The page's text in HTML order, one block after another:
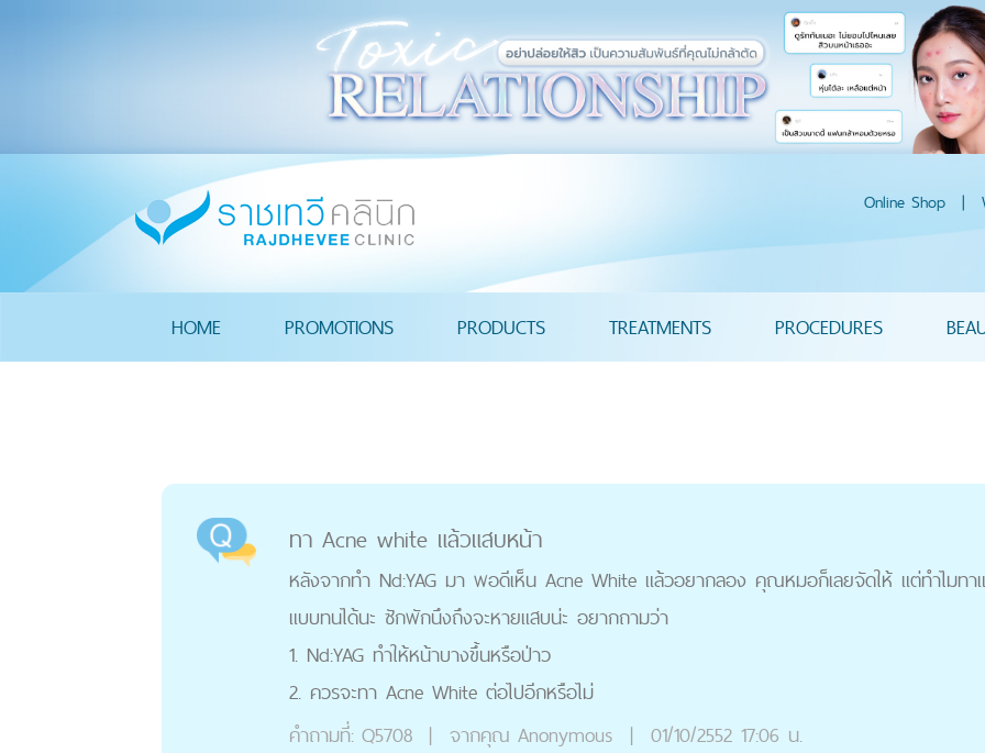
Online Shop |
HOME PROMOTIONS PRODUCTS TREATMENTS PROCEDURES
ทา Acne white แล้วแสบหน้า
หลังจากทำ Nd:YAG มา พอดีเห็น Acne White แล้วอยากลอง คุณหมอก็เลยจัดให้ แต่ทำไมทา
แบบทนได้นะ ซักพักนึงถึงจะหายแสบน่ะ อยากถามว่า
1. Nd:YAG ทำให้หน้าบางขึ้นหรือป่าว
2. ควรจะทา Acne White ต่อไปอีกหรือไม่
คำถามที่: Q5708 | จากคุณ Anonymous | 01/10/2552 17:06 น.